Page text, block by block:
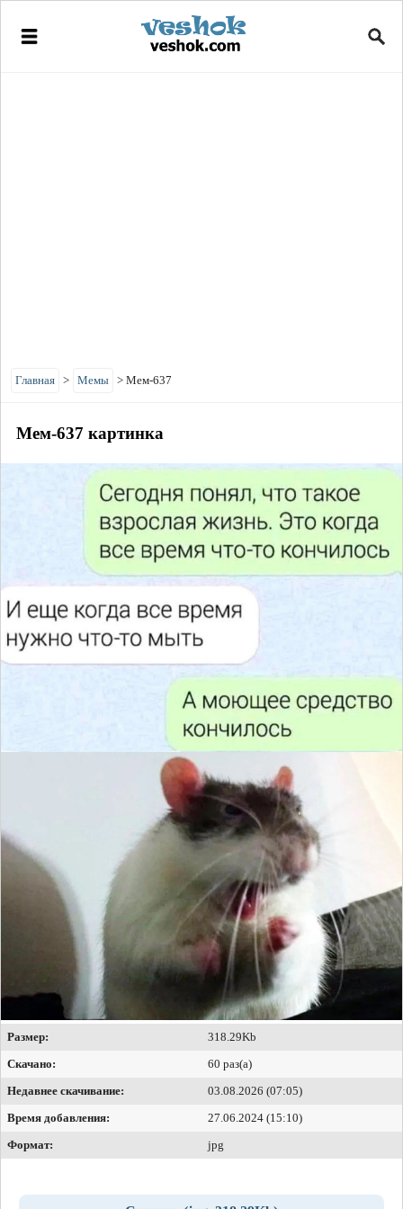
Главная > Мемы > Мем-637
Мем-637 картинка
Размер:
318.29Kb
Скачано:
60 раз(а)
Недавнее скачивание:
03.08.2026 (07:05)
Время добавления:
27.06.2024 (15:10)
Формат:
jpg